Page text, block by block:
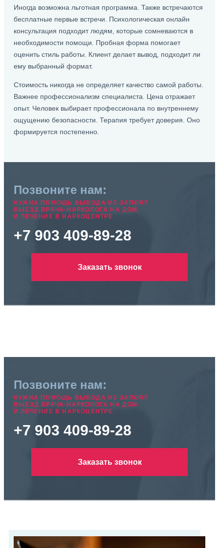
Иногда возможна льготная программа. Также встречаются
бесплатные первые встречи. Психологическая онлайн
консультация подходит людям, которые сомневаются в
необходимости помощи. Пробная форма помогает
оценить стиль работы. Клиент делает вывод, подходит ли
ему выбранный формат.
Стоимость никогда не определяет качество самой работы.
Важнее профессионализм специалиста. Цена отражает
опыт. Человек выбирает профессионала по внутреннему
ощущению безопасности. Терапия требует доверия. Оно
формируется постепенно.
Позвоните нам:
НУЖНА ПОМОЩЬ ВЫВОДА ИЗ ЗАПОЯ?
ВЫЕЗД ВРАЧА-НАРКОЛОГА НА ДОМ
И ЛЕЧЕНИЕ В НАРКОЦЕНТРЕ
+7 903 409-89-28
Заказать звонок
Позвоните нам:
НУЖНА ПОМОЩЬ ВЫВОДА ИЗ ЗАПОЯ?
ВЫЕЗД ВРАЧА-НАРКОЛОГА НА ДОМ
И ЛЕЧЕНИЕ В НАРКОЦЕНТРЕ
+7 903 409-89-28
Заказать звонок